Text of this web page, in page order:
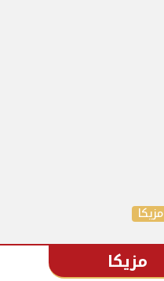
مزيكا
مزيكا